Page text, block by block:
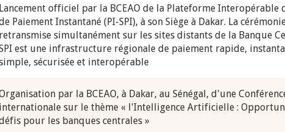
Lancement officiel par la BCEAO de la Plateforme Interopérable
Paiement Instantané (PI-SPI), à son Siège à Dakar. La
retransmise simultanément sur les sites distants de la Banque
est une infrastructure régionale de paiement rapide,
sécurisée et interopérable
par la BCEAO, à Dakar, au Sénégal, d'une
internationale sur le thème « l'Intelligence Artificielle :
pour les banques centrales »